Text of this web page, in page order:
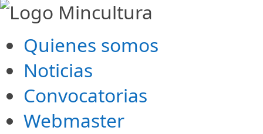
Quienes somos
Noticias
Convocatorias
Webmaster